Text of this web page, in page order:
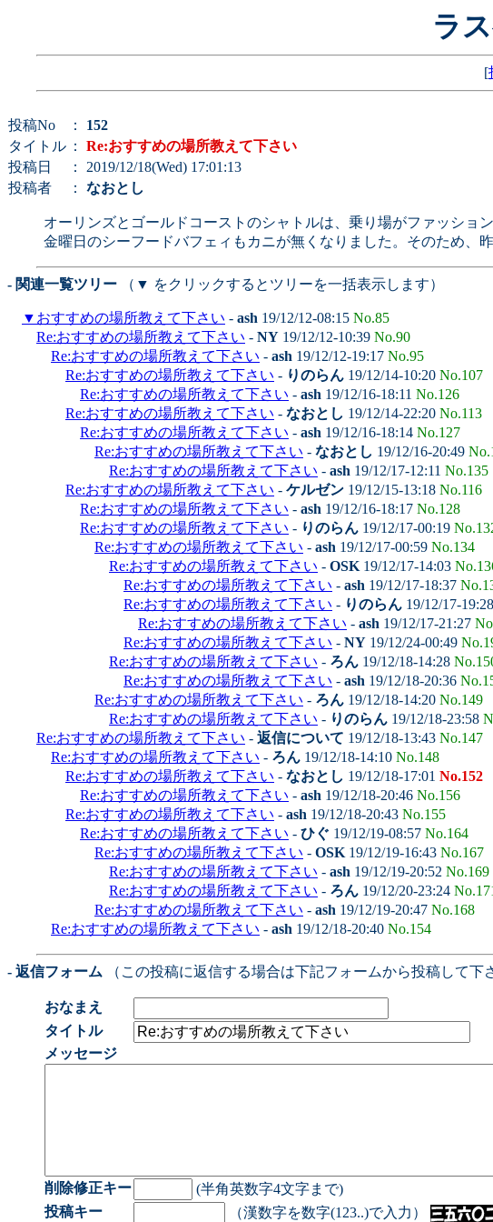
ラ
[
投稿No ： 152
タイトル ： Re:おすすめの場所教えて下さい
投稿日
： 2019/12/18(Wed) 17:01:13
投稿者
： なおとし
オーリンズとゴールドコーストのシャトルは、乗り場がファッショ
金曜日のシーフードバフェィもカニが無くなりました。そのため、
- 関連一覧ツリー （▼ をクリックするとツリーを一括表示します）
▼ おすすめの場所教えて下さい - ash 19/12/12-08:15 No.85
Re:おすすめの場所教えて下さい - NY 19/12/12-10:39 No.90
Re:おすすめの場所教えて下さい - ash 19/12/12-19:17 No.95
Re:おすすめの場所教えて下さい - りのらん 19/12/14-10:20 No.107
Re:おすすめの場所教えて下さい - ash 19/12/16-18:11 No.126
Re:おすすめの場所教えて下さい - なおとし 19/12/14-22:20 No.113
Re:おすすめの場所教えて下さい - ash 19/12/16-18:14 No.127
Re:おすすめの場所教えて下さい - なおとし 19/12/16-20:49
Re:おすすめの場所教えて下さい - ash 19/12/17-12:11 No.135
Re:おすすめの場所教えて下さい - ケルゼン 19/12/15-13:18 No.116
Re:おすすめの場所教えて下さい - ash 19/12/16-18:17 No.128
Re:おすすめの場所教えて下さい - りのらん 19/12/17-00:19
Re:おすすめの場所教えて下さい - ash 19/12/17-00:59 No.134
Re:おすすめの場所教えて下さい - OSK 19/12/17-14:03
Re:おすすめの場所教えて下さい - ash 19/12/17-18:37
Re:おすすめの場所教えて下さい - りのらん 19/12/17-19:28
Re:おすすめの場所教えて下さい - ash 19/12/17-21:27
Re:おすすめの場所教えて下さい - NY 19/12/24-00:49
Re:おすすめの場所教えて下さい - ろん 19/12/18-14:28
Re:おすすめの場所教えて下さい - ash 19/12/18-20:36
Re:おすすめの場所教えて下さい - ろん 19/12/18-14:20 No.149
Re:おすすめの場所教えて下さい - りのらん 19/12/18-23:58
Re:おすすめの場所教えて下さい - 返信について 19/12/18-13:43 No.147
Re:おすすめの場所教えて下さい - ろん 19/12/18-14:10 No.148
Re:おすすめの場所教えて下さい - なおとし 19/12/18-17:01 No.152
Re:おすすめの場所教えて下さい - ash 19/12/18-20:46 No.156
Re:おすすめの場所教えて下さい - ash 19/12/18-20:43 No.155
Re:おすすめの場所教えて下さい - ひぐ 19/12/19-08:57 No.164
Re:おすすめの場所教えて下さい - OSK 19/12/19-16:43 No.167
Re:おすすめの場所教えて下さい - ash 19/12/19-20:52 No.169
Re:おすすめの場所教えて下さい - ろん 19/12/20-23:24
Re:おすすめの場所教えて下さい - ash 19/12/19-20:47 No.168
Re:おすすめの場所教えて下さい - ash 19/12/18-20:40 No.154
- 返信フォーム （この投稿に返信する場合は下記フォームから投稿して下
おなまえ
タイトル
メッセージ
削除修正キー
(半角英数字4文字まで)
投稿キー
（漢数字を数字(123..)で入力）